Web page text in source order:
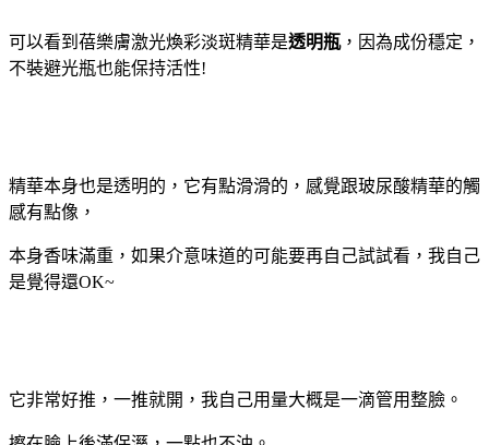
可以看到蓓樂膚激光煥彩淡斑精華是透明瓶，因為成份穩定，
不裝避光瓶也能保持活性!
精華本身也是透明的，它有點滑滑的，感覺跟玻尿酸精華的觸
感有點像，
本身香味滿重，如果介意味道的可能要再自己試試看，我自己
是覺得還OK~
它非常好推，一推就開，我自己用量大概是一滴管用整臉。